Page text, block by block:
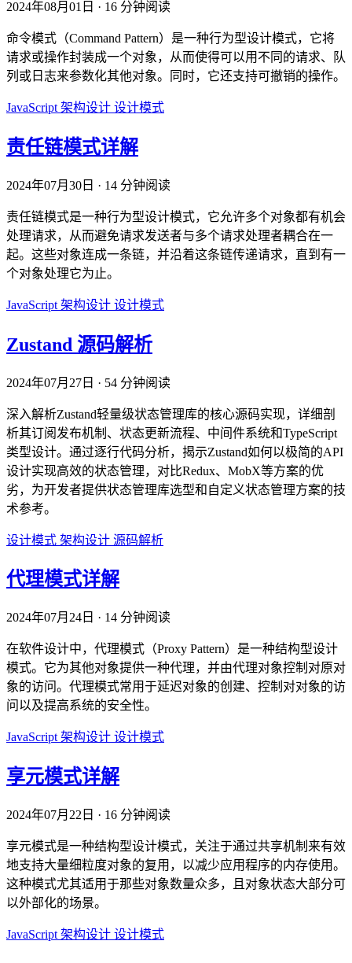
2024年08月01日 · 16 分钟阅读
命令模式（Command Pattern）是一种行为型设计模式，它将
请求或操作封装成一个对象，从而使得可以用不同的请求、队
列或日志来参数化其他对象。同时，它还支持可撤销的操作。
JavaScript 架构设计 设计模式
责任链模式详解
2024年07月30日 · 14 分钟阅读
责任链模式是一种行为型设计模式，它允许多个对象都有机会
处理请求，从而避免请求发送者与多个请求处理者耦合在一
起。这些对象连成一条链，并沿着这条链传递请求，直到有一
个对象处理它为止。
JavaScript 架构设计 设计模式
Zustand 源码解析
2024年07月27日 · 54 分钟阅读
深入解析Zustand轻量级状态管理库的核心源码实现，详细剖
析其订阅发布机制、状态更新流程、中间件系统和TypeScript
类型设计。通过逐行代码分析，揭示Zustand如何以极简的API
设计实现高效的状态管理，对比Redux、MobX等方案的优
劣，为开发者提供状态管理库选型和自定义状态管理方案的技
术参考。
设计模式 架构设计 源码解析
代理模式详解
2024年07月24日 · 14 分钟阅读
在软件设计中，代理模式（Proxy Pattern）是一种结构型设计
模式。它为其他对象提供一种代理，并由代理对象控制对原对
象的访问。代理模式常用于延迟对象的创建、控制对对象的访
问以及提高系统的安全性。
JavaScript 架构设计 设计模式
享元模式详解
2024年07月22日 · 16 分钟阅读
享元模式是一种结构型设计模式，关注于通过共享机制来有效
地支持大量细粒度对象的复用，以减少应用程序的内存使用。
这种模式尤其适用于那些对象数量众多，且对象状态大部分可
以外部化的场景。
JavaScript 架构设计 设计模式